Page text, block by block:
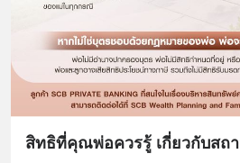
สิทธิที่คุณพ่อควรรู้ เกี่ยวกับสถ